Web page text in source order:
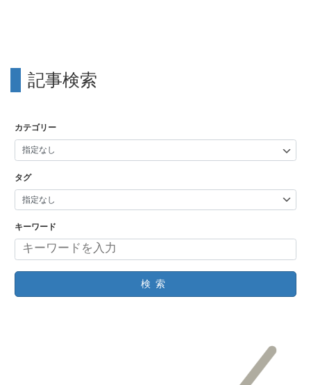
記事検索
カテゴリー
タグ
キーワード
検索